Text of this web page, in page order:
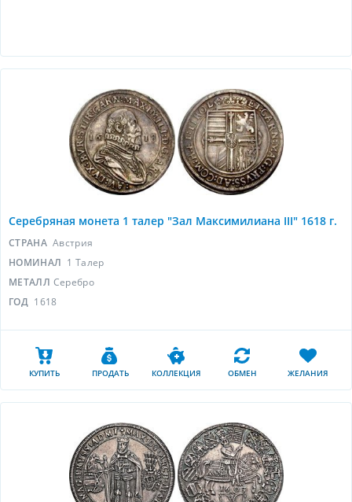
Серебряная монета 1 талер "Зал Максимилиана III" 1618 г.
СТРАНА Австрия
НОМИНАЛ 1 Талер
МЕТАЛЛ Серебро
ГОД 1618
КУПИТЬ ПРОДАТЬ КОЛЛЕКЦИЯ ОБМЕН ЖЕЛАНИЯ